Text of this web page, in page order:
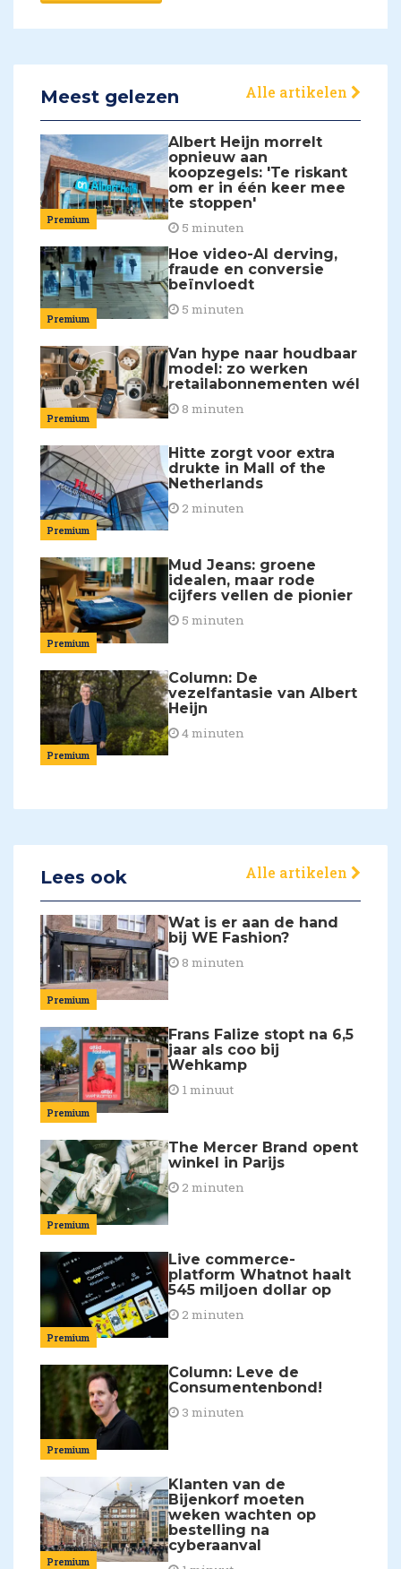
Meest gelezen Alle artikelen
Premium
Albert Heijn morrelt
opnieuw aan
koopzegels: 'Te riskant
om er in één keer mee
te stoppen'
5 minuten
Premium
Hoe video-AI derving,
fraude en conversie
beïnvloedt
5 minuten
Premium
Van hype naar houdbaar
model: zo werken
retailabonnementen wél
8 minuten
Premium
Hitte zorgt voor extra
drukte in Mall of the
Netherlands
2 minuten
Premium
Mud Jeans: groene
idealen, maar rode
cijfers vellen de pionier
5 minuten
Premium
Column: De
vezelfantasie van Albert
Heijn
4 minuten
Lees ook Alle artikelen
Premium
Wat is er aan de hand
bij WE Fashion?
8 minuten
Premium
Frans Falize stopt na 6,5
jaar als coo bij
Wehkamp
1 minuut
Premium
The Mercer Brand opent
winkel in Parijs
2 minuten
Premium
Live commerce-
platform Whatnot haalt
545 miljoen dollar op
2 minuten
Premium
Column: Leve de
Consumentenbond!
3 minuten
Premium
Klanten van de
Bijenkorf moeten
weken wachten op
bestelling na
cyberaanval